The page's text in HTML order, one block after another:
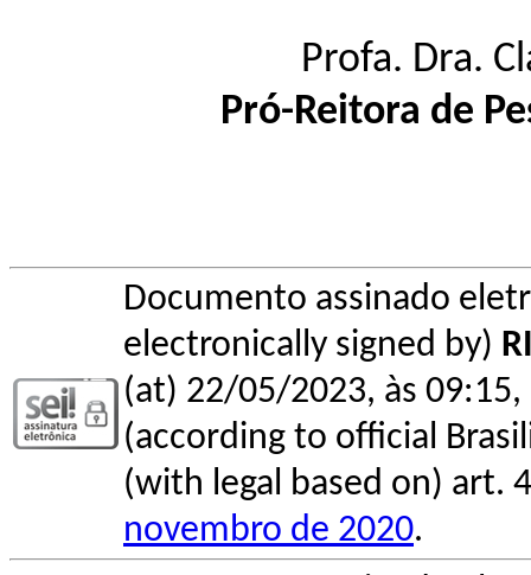
Profa. Dra.
Pró-Reitora de
Documento assinado
electronically signed by)
(at) 22/05/2023, às
(according to official
(with legal based on) art.
novembro de 2020.